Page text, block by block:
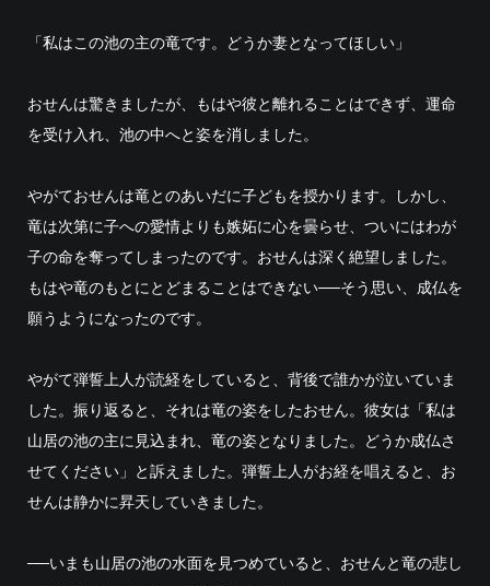
「私はこの池の主の竜です。どうか妻となってほしい」
おせんは驚きましたが、もはや彼と離れることはできず、運命
を受け入れ、池の中へと姿を消しました。
やがておせんは竜とのあいだに子どもを授かります。しかし、
竜は次第に子への愛情よりも嫉妬に心を曇らせ、ついにはわが
子の命を奪ってしまったのです。おせんは深く絶望しました。
もはや竜のもとにとどまることはできない──そう思い、成仏を
願うようになったのです。
やがて弾誓上人が読経をしていると、背後で誰かが泣いていま
した。振り返ると、それは竜の姿をしたおせん。彼女は「私は
山居の池の主に見込まれ、竜の姿となりました。どうか成仏さ
せてください」と訴えました。弾誓上人がお経を唱えると、お
せんは静かに昇天していきました。
──いまも山居の池の水面を見つめていると、おせんと竜の悲し